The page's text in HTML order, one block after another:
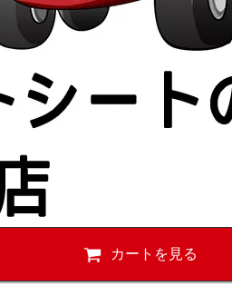
カートを見る